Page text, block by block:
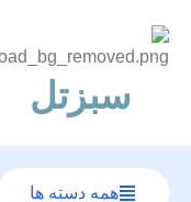
محتوا
سبزتل
همه دسته ها